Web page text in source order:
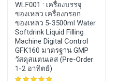
WLF001 : เครื่องบรรจุ
ของเหลว เครื่องกรอก
ของเหลว 5-3500ml Water
Softdrink Liquid Filling
Machine Digital Control
GFK160 มาตรฐาน GMP
วัสดุสแตนเลส (Pre-Order
1-2 อาทิตย์)